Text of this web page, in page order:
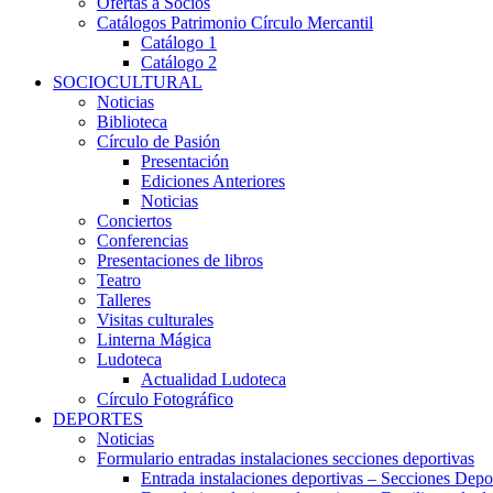
Catálogos Patrimonio Círculo Mercantil
Catálogo 1
Catálogo 2
SOCIOCULTURAL
Noticias
Biblioteca
Círculo de Pasión
Presentación
Ediciones Anteriores
Noticias
Conciertos
Conferencias
Presentaciones de libros
Teatro
Talleres
Visitas culturales
Linterna Mágica
Ludoteca
Actualidad Ludoteca
Círculo Fotográfico
DEPORTES
Noticias
Formulario entradas instalaciones secciones deportivas
Entrada instalaciones deportivas – Secciones